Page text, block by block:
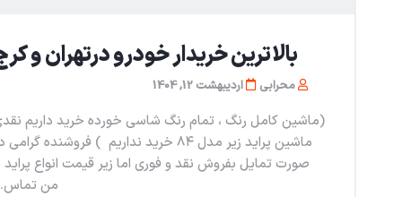
بالاترین خریدار خودرو درتهران و
محرابی اردیبهشت 12, 1404
(ماشین کامل رنگ ، تمام رنگ شاسی خورده خرید داریم
ماشین پراید زیر مدل ۸۴ خرید نداریم ) فروشنده
صورت تمایل بفروش نقد و فوری اما زیر قیمت انواع پراید
من